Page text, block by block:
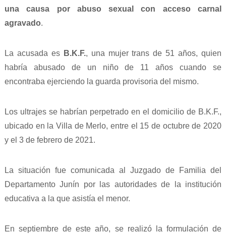
una causa por abuso sexual con acceso carnal
agravado.
La acusada es B.K.F., una mujer trans de 51 años, quien
habría abusado de un niño de 11 años cuando se
encontraba ejerciendo la guarda provisoria del mismo.
Los ultrajes se habrían perpetrado en el domicilio de B.K.F.,
ubicado en la Villa de Merlo, entre el 15 de octubre de 2020
y el 3 de febrero de 2021.
La situación fue comunicada al Juzgado de Familia del
Departamento Junín por las autoridades de la institución
educativa a la que asistía el menor.
En septiembre de este año, se realizó la formulación de